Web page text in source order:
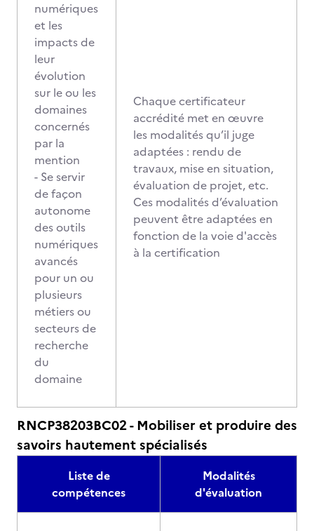
numériques
et les
impacts de
leur
évolution
sur le ou les
domaines
concernés
par la
mention
- Se servir
de façon
autonome
des outils
numériques
avancés
pour un ou
plusieurs
métiers ou
secteurs de
recherche
du
domaine
Chaque certificateur
accrédité met en œuvre
les modalités qu’il juge
adaptées : rendu de
travaux, mise en situation,
évaluation de projet, etc.
Ces modalités d’évaluation
peuvent être adaptées en
fonction de la voie d'accès
à la certification
RNCP38203BC02 - Mobiliser et produire des
savoirs hautement spécialisés
Liste de
compétences
Modalités
d'évaluation